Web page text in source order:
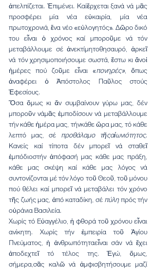
ἀπελπίζεται. Ἐπιμένει. Καίἔρχεται ξανά νά μᾶς
προσφέρει μία νέα εὐκαιρία, μία νέα
πρωτοχρονιά, ἕνα νέο «εὐλογητός». Δῶρο δικό
του εἶναι ὁ χρόνος καί μποροῦμε νά τόν
μεταβάλλουμε σέ ἀνεκτίμητοθησαυρό, ἀρκεῖ
νά τόν χρησιμοποιήσουμε σωστά, ἔστω κι ἄνοἱ
ἡμέρες πού ζοῦμε εἶναι «πονηρές», ὅπως
ἀναφέρει ὁ Ἀπόστολος Παῦλος στούς
Ἐφεσίους.
Ὅσα ὅμως κι ἄν συμβαίνουν γύρω μας, δέν
μποροῦν νάμᾶς ἐμποδίσουν νά μεταβάλλουμε
τήν κάθε ἡμέρα μας, τήνκάθε ὥρα μας, τό κάθε
λεπτό μας, σέ προθάλαμο τῆςαἰωνιότητος.
Κανείς καί τίποτα δέν μπορεῖ νά σταθεῖ
ἐμπόδιοστήν ἀπόφασή μας κάθε μας πράξη,
κάθε μας σκέψη καί κάθε μας λόγος νά
συντονίζονται μέ τόν λόγο τοῦ Θεοῦ, τοῦ μόνου
πού θέλει καί μπορεῖ νά μεταβάλει τόν χρόνο
τῆς ζωής μας, ἀπό καταδίκη, σέ πύλη πρός τήν
οὐράνια Βασιλεία.
Χωρίς τό Εὐαγγέλιο, ἡ φθορά τοῦ χρόνου εἶναι
ανίκητη. Χωρίς τήν ἐμπειρία τοῦ Ἁγίου
Πνεύματος, ἡ ἀνθρωπότηταεἶναι σάν νά ἔχει
ἀποδεχτεῖ τό τέλος της. Ἐγώ, ὅμως,
σήμερα,σᾶς καλῶ νά ἀμφισβητήσουμε μαζί